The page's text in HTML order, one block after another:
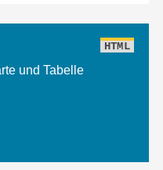
HTML
und Tabelle